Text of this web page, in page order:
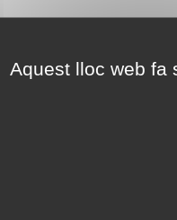
Aquest lloc web fa